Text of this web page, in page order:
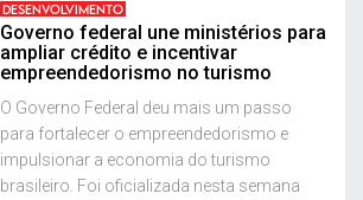
DESENVOLVIMENTO
Governo federal une ministérios para
ampliar crédito e incentivar
empreendedorismo no turismo
O Governo Federal deu mais um passo
para fortalecer o empreendedorismo e
impulsionar a economia do turismo
brasileiro. Foi oficializada nesta semana